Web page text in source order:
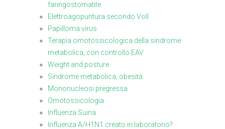
faringostomatite
Elettroagopuntura secondo Voll
Papilloma virus
Terapia omotossicologica della sindrome
metabolica, con controllo EAV
Weight and posture
Sindrome metabolica, obesità
Mononucleosi pregressa
Omotossicologia
Influenza Suina
Influenza A/H1N1 creato in laboratorio?